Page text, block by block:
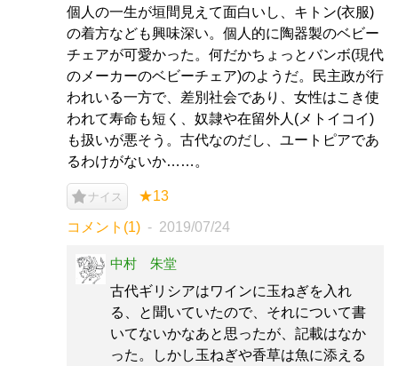
個人の一生が垣間見えて面白いし、キトン(衣服)
の着方なども興味深い。個人的に陶器製のベビー
チェアが可愛かった。何だかちょっとバンボ(現代
のメーカーのベビーチェア)のようだ。民主政が行
われいる一方で、差別社会であり、女性はこき使
われて寿命も短く、奴隷や在留外人(メトイコイ)
も扱いが悪そう。古代なのだし、ユートピアであ
るわけがないか……。
ナイス ★13
コメント(1) 2019/07/24
中村 朱堂
古代ギリシアはワインに玉ねぎを入れ
る、と聞いていたので、それについて書
いてないかなあと思ったが、記載はなか
った。しかし玉ねぎや香草は魚に添える